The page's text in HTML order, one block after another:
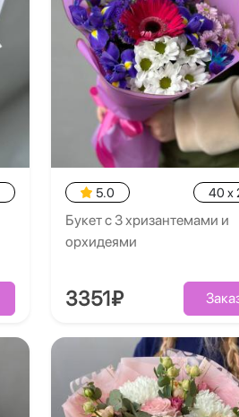
5.0 40 x
Букет с 3 хризантемами и
орхидеями
3351₽